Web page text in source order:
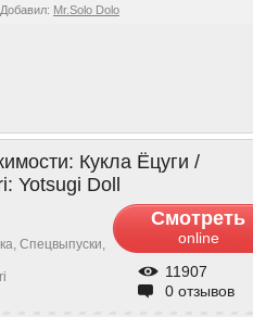
Mr.Solo Dolo
Кукла Ёцуги /
Yotsugi Doll
Спецвыпуски,
Смотреть
online
11907
0 отзывов